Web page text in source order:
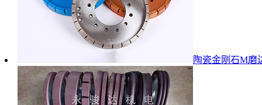
陶瓷金刚石M磨